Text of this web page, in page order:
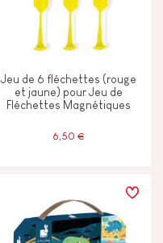
Jeu de 6 fléchettes (rouge
et jaune) pour Jeu de
Fléchettes Magnétiques
6,50 €